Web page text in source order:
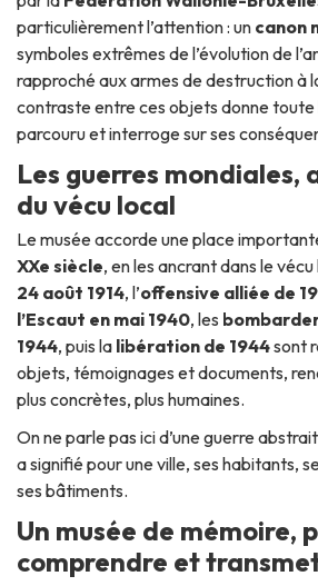
particulièrement l’attention : un canon
symboles extrêmes de l’évolution de
rapproché aux armes de destruction à
contraste entre ces objets donne toute
parcouru et interroge sur ses
Les guerres mondiales,
du vécu local
Le musée accorde une place
XXe siècle, en les ancrant dans le
24 août 1914, l’offensive alliée de
l’Escaut en mai 1940, les
1944, puis la libération de 1944sont
objets, témoignages et documents,
plus concrètes, plus humaines.
On ne parle pas ici d’une guerre
a signifié pour une ville, ses habitants,
ses bâtiments.
Un musée de mémoire,
comprendre et